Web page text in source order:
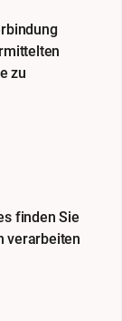
zu
finden Sie
verarbeiten